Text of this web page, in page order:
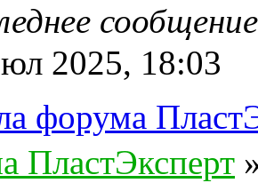
2025, 18:03
форума
ПластЭксперт